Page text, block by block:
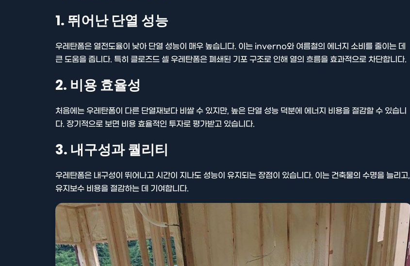
1. 뛰어난 단열 성능
우레탄폼은 열전도율이 낮아 단열 성능이 매우 높습니다. 이는 inverno와 여름철의 에너지 소비를 줄이는 데
큰 도움을 줍니다. 특히 클로즈드 셀 우레탄폼은 폐쇄된 기포 구조로 인해 열의 흐름을 효과적으로 차단합니다.
2. 비용 효율성
처음에는 우레탄폼이 다른 단열재보다 비쌀 수 있지만, 높은 단열 성능 덕분에 에너지 비용을 절감할 수 있습니
다. 장기적으로 보면 비용 효율적인 투자로 평가받고 있습니다.
3. 내구성과 퀄리티
우레탄폼은 내구성이 뛰어나고 시간이 지나도 성능이 유지되는 장점이 있습니다. 이는 건축물의 수명을 늘리고,
유지보수 비용을 절감하는 데 기여합니다.
기타분류
방법에 대해 안내드립니다.